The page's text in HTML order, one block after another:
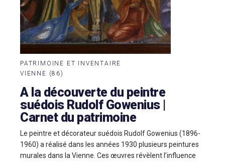
PATRIMOINE ET INVENTAIRE
VIENNE (86)
A la découverte du peintre
suédois Rudolf Gowenius |
Carnet du patrimoine
Le peintre et décorateur suédois Rudolf Gowenius (1896-
1960) a réalisé dans les années 1930 plusieurs peintures
murales dans la Vienne. Ces œuvres révèlent l’influence